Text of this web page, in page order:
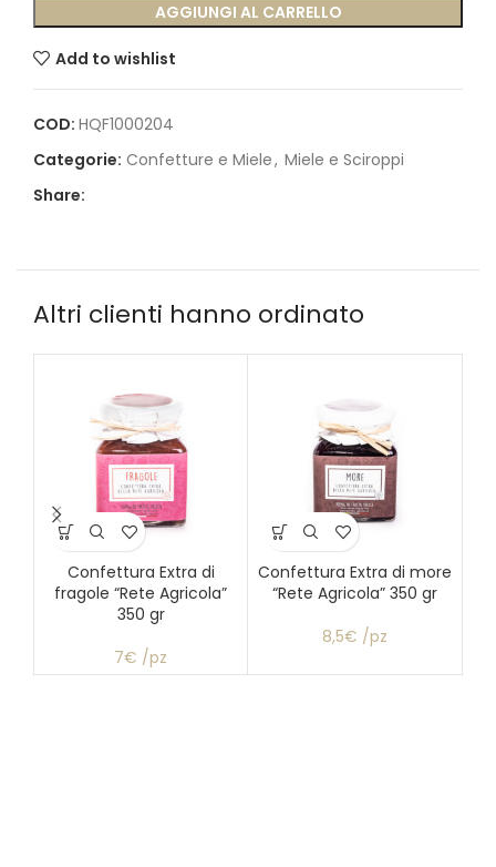
AGGIUNGI AL CARRELLO
Add to wishlist
COD: HQF1000204
Categorie: Confetture e Miele, Miele e Sciroppi
Share:
Altri clienti hanno ordinato
Confettura Extra di
fragole “Rete Agricola”
350 gr
7€ /pz
Confettura Extra di more
“Rete Agricola” 350 gr
8,5€ /pz